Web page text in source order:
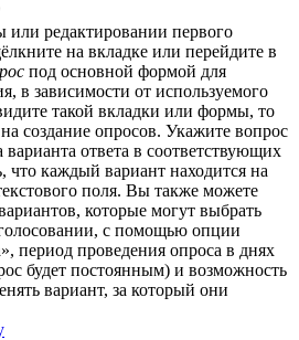
или редактировании первого
на вкладке или перейдите в
под основной формой для
в зависимости от используемого
такой вкладки или формы, то
создание опросов. Укажите вопрос
ответа в соответствующих
что каждый вариант находится на
поля. Вы также можете
которые могут выбрать
с помощью опции
период проведения опроса в днях
будет постоянным) и возможность
вариант, за который они